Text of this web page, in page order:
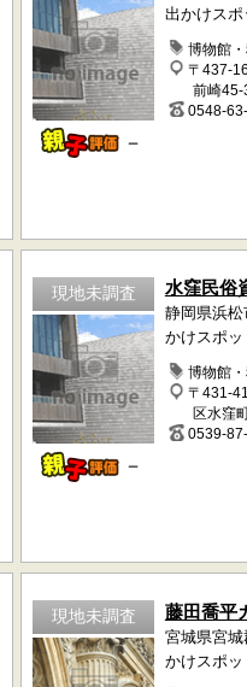
－
出かけスポ
博物館
〒437-
前崎45-
0548-
現地未調査
－
水窪民俗
静岡県浜松
かけスポッ
博物館
〒431-
区水窪
0539-
現地未調査 藤田喬平
宮城県宮城
かけスポッ